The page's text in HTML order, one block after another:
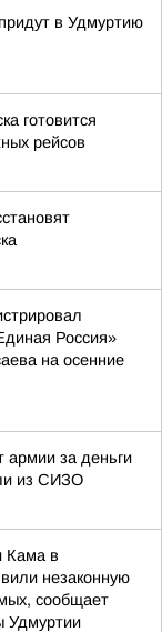
в Удмуртию
готовится
рейсов
Россия»
на осенние
армии за деньги
из СИЗО
Кама в
незаконную
сообщает
Удмуртии